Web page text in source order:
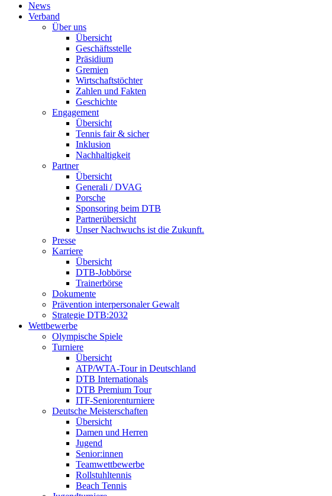
News
Verband
Über uns
Übersicht
Geschäftsstelle
Präsidium
Gremien
Wirtschaftstöchter
Zahlen und Fakten
Geschichte
Engagement
Übersicht
Tennis fair & sicher
Inklusion
Nachhaltigkeit
Partner
Übersicht
Generali / DVAG
Porsche
Sponsoring beim DTB
Partnerübersicht
Unser Nachwuchs ist die Zukunft.
Presse
Karriere
Übersicht
DTB-Jobbörse
Trainerbörse
Dokumente
Prävention interpersonaler Gewalt
Strategie DTB:2032
Wettbewerbe
Olympische Spiele
Turniere
Übersicht
ATP/WTA-Tour in Deutschland
DTB Internationals
DTB Premium Tour
ITF-Seniorenturniere
Deutsche Meisterschaften
Übersicht
Damen und Herren
Jugend
Senior:innen
Teamwettbewerbe
Rollstuhltennis
Beach Tennis